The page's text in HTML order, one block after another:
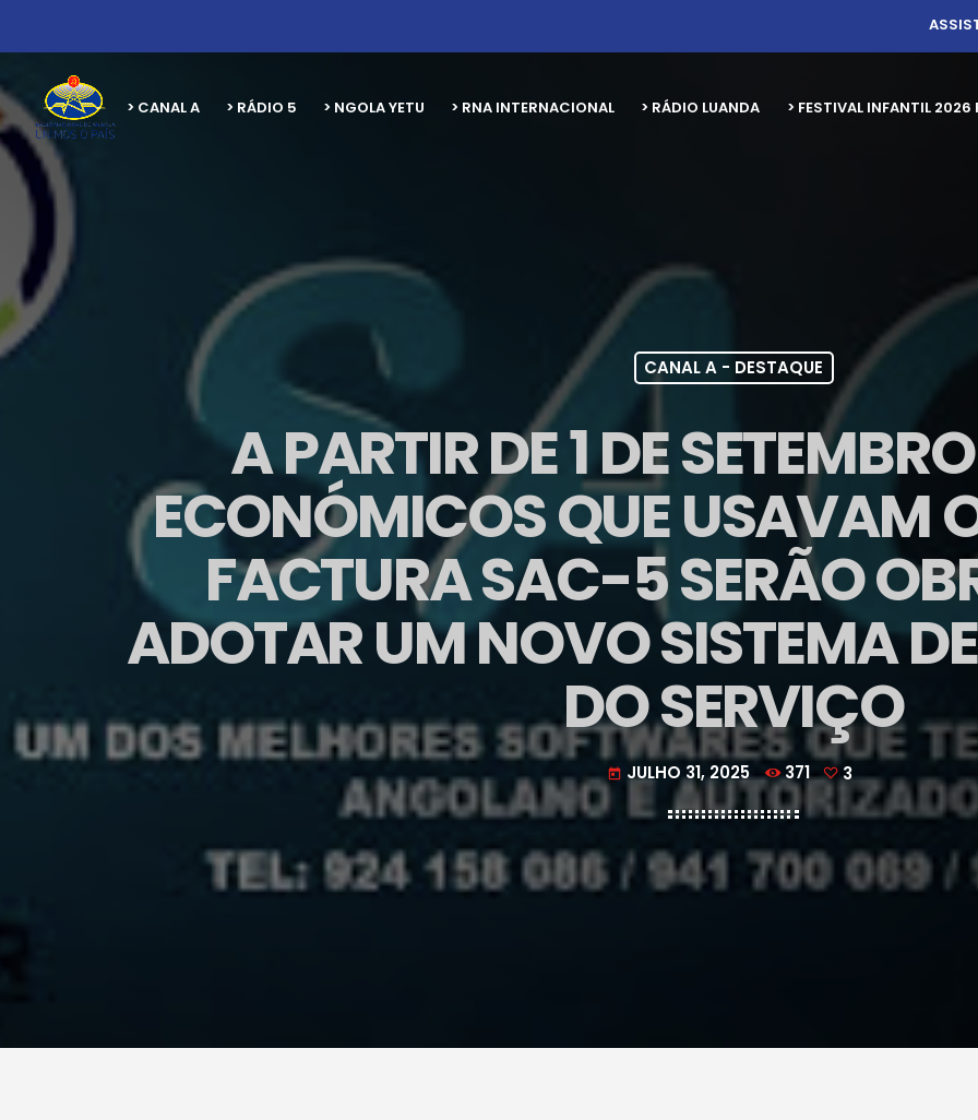
> CANAL A > RÁDIO 5 > NGOLA YETU > RNA INTERNACIONAL > RÁDIO LUANDA > FESTIVAL INFANTIL
CANAL A - DESTAQUE
A PARTIR DE 1 DE
ECONÓMICOS QUE USAVAM
FACTURA SAC-5 SERÃO
ADOTAR UM NOVO SISTEMA
DO SERVIÇO
today JULHO 31, 2025 371 3